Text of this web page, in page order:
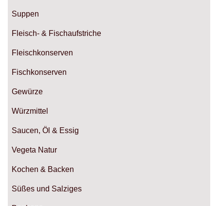
Suppen
Fleisch- & Fischaufstriche
Fleischkonserven
Fischkonserven
Gewürze
Würzmittel
Saucen, Öl & Essig
Vegeta Natur
Kochen & Backen
Süßes und Salziges